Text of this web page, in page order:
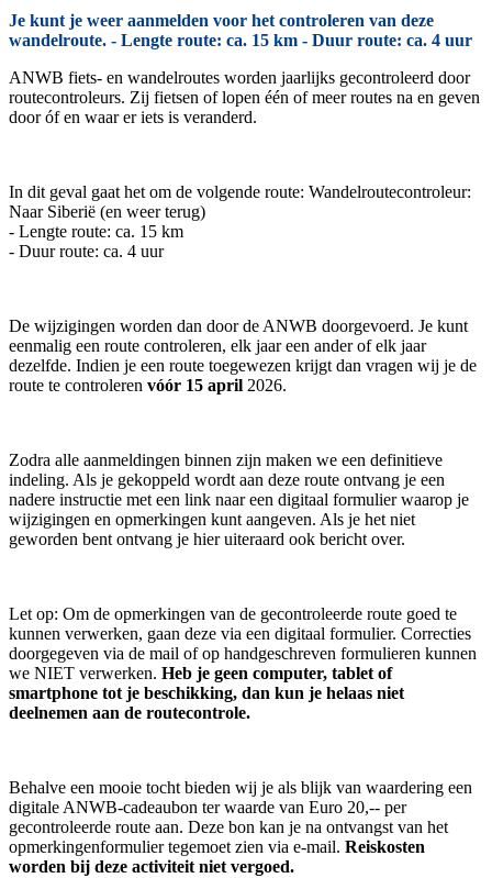
Je kunt je weer aanmelden voor het controleren van deze
wandelroute. - Lengte route: ca. 15 km - Duur route: ca. 4 uur
ANWB fiets- en wandelroutes worden jaarlijks gecontroleerd door
routecontroleurs. Zij fietsen of lopen één of meer routes na en geven
door óf en waar er iets is veranderd.
In dit geval gaat het om de volgende route: Wandelroutecontroleur:
Naar Siberië (en weer terug)
- Lengte route: ca. 15 km
- Duur route: ca. 4 uur
De wijzigingen worden dan door de ANWB doorgevoerd. Je kunt
eenmalig een route controleren, elk jaar een ander of elk jaar
dezelfde. Indien je een route toegewezen krijgt dan vragen wij je de
route te controleren vóór 15 april 2026.
Zodra alle aanmeldingen binnen zijn maken we een definitieve
indeling. Als je gekoppeld wordt aan deze route ontvang je een
nadere instructie met een link naar een digitaal formulier waarop je
wijzigingen en opmerkingen kunt aangeven. Als je het niet
geworden bent ontvang je hier uiteraard ook bericht over.
Let op: Om de opmerkingen van de gecontroleerde route goed te
kunnen verwerken, gaan deze via een digitaal formulier. Correcties
doorgegeven via de mail of op handgeschreven formulieren kunnen
we NIET verwerken. Heb je geen computer, tablet of
smartphone tot je beschikking, dan kun je helaas niet
deelnemen aan de routecontrole.
Behalve een mooie tocht bieden wij je als blijk van waardering een
digitale ANWB-cadeaubon ter waarde van Euro 20,-- per
gecontroleerde route aan. Deze bon kan je na ontvangst van het
opmerkingenformulier tegemoet zien via e-mail. Reiskosten
worden bij deze activiteit niet vergoed.